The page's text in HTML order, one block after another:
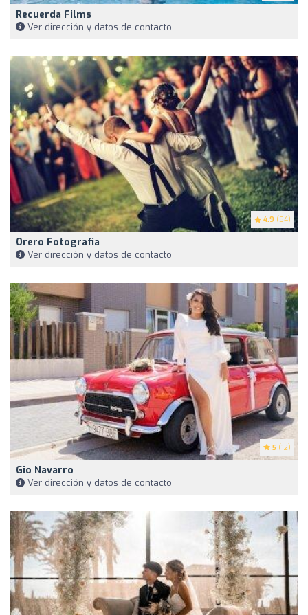
Recuerda Films
Ver dirección y datos de contacto
4.9 (54)
Orero Fotografia
Ver dirección y datos de contacto
5 (12)
Gio Navarro
Ver dirección y datos de contacto